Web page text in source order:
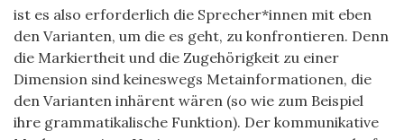
ist es also erforderlich die Sprecher*innen mit eben
den Varianten, um die es geht, zu konfrontieren. Denn
die Markiertheit und die Zugehörigkeit zu einer
Dimension sind keineswegs Metainformationen, die
den Varianten inhärent wären (so wie zum Beispiel
ihre grammatikalische Funktion). Der kommunikative